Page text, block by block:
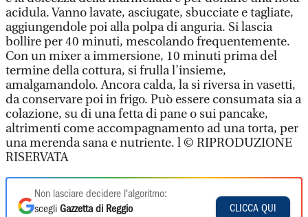
acidula. Vanno lavate, asciugate, sbucciate e tagliate,
aggiungendole poi alla polpa di anguria. Si lascia
bollire per 40 minuti, mescolando frequentemente.
Con un mixer a immersione, 10 minuti prima del
termine della cottura, si frulla l’insieme,
amalgamandolo. Ancora calda, la si riversa in vasetti,
da conservare poi in frigo. Può essere consumata sia a
colazione, su di una fetta di pane o sui pancake,
altrimenti come accompagnamento ad una torta, per
una merenda sana e nutriente. l © RIPRODUZIONE
RISERVATA
Non lasciare decidere l'algoritmo:
scegli Gazzetta di Reggio
CLICCA QUI